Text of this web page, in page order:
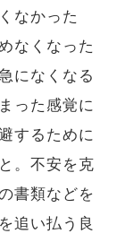
なかった
なくなった
になくなる
った感覚に
するために
。不安を克
書類などを
追い払う良